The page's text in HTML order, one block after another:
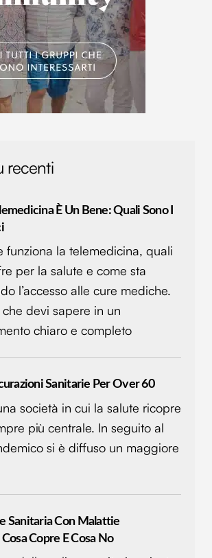
sui cookie.
per personalizzare contenuti ed
funzionalità dei social media e per
traffico. Condividiamo inoltre
in cui utilizzi il nostro sito con i
si occupano di analisi dei dati web,
recenti
È Un Bene: Quali Sono I
funziona la telemedicina, quali
per la salute e come sta
l’accesso alle cure mediche.
devi sapere in un
chiaro e completo
Sanitarie Per Over 60
società in cui la salute ricopre
più centrale. In seguito al
si è diffuso un maggiore
Sanitaria Con Malattie
Copre E Cosa No